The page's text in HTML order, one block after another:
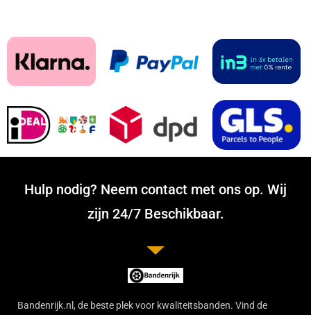
Hulp nodig? Neem contact met ons op. Wij
zijn 24/7 Beschikbaar.
Bandenrijk.nl, de beste plek voor kwaliteitsbanden. Vind de